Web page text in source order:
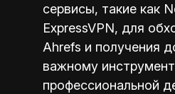
сервисы, такие как
ExpressVPN, для
Ahrefs и получения
важному
профессиональной